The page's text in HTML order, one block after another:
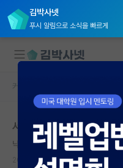
김박사넷
푸시 알림으로 소식을 빠르게
대학원생 모집
국내대학원 정보
연구실&오픈랩
커뮤니티 홈
서울대 융대원 바이오쪽
낙천적인 호르헤 보르헤스
2023.10.08 6 2774